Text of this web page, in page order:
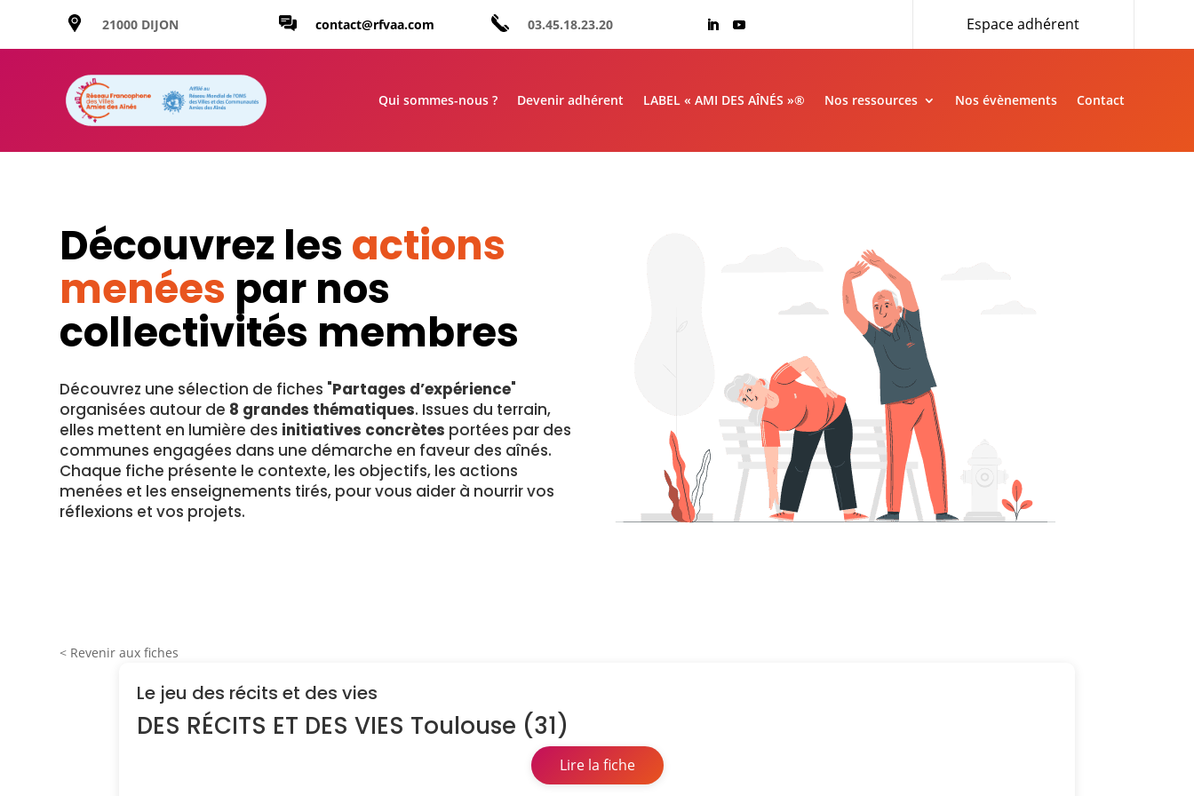
21000 DIJON contact@rfvaa.com 03.45.18.23.20 Espace adhérent
Qui sommes-nous ? Devenir adhérent LABEL « AMI DES AÎNÉS »® Nos ressources Nos évènements Contact
Découvrez les actions
menées par nos
collectivités membres
Découvrez une sélection de fiches "Partages d’expérience"
organisées autour de 8 grandes thématiques. Issues du terrain,
elles mettent en lumière des initiatives concrètes portées par des
communes engagées dans une démarche en faveur des aînés.
Chaque fiche présente le contexte, les objectifs, les actions
menées et les enseignements tirés, pour vous aider à nourrir vos
réflexions et vos projets.
< Revenir aux fiches
Le jeu des récits et des vies
DES RÉCITS ET DES VIES Toulouse (31)
Lire la fiche